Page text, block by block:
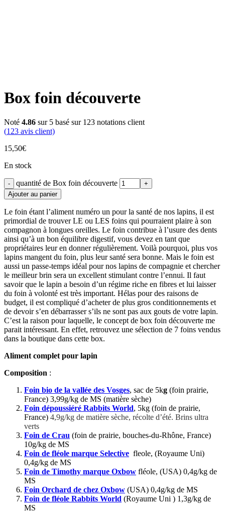
Box foin découverte
Noté 4.86 sur 5 basé sur 123 notations client
(123 avis client)
15,50€
En stock
quantité de Box foin découverte
Ajouter au panier
Le foin étant l’aliment numéro un pour la santé de nos lapins, il est
primordial de trouver LE ou LES foins qui pourraient plaire à son
compagnon à longues oreilles. Le foin contribue à l’usure des dents
ainsi qu’à un bon équilibre digestif, vous devez en tant que
propriétaires leur en donner régulièrement. Voilà pourquoi, plus vos
lapins mangent du foin, plus leur santé sera bonne. Mais le foin est
aussi un passe-temps idéal pour nos lapins de compagnie et chercher
le meilleur brin sera un excellent stimulant contre l’ennui. Il faut
savoir que le lapin a besoin d’un régime riche en fibres et lui laisser
du foin à volonté est très important. Hélas pour des raisons de
budget, il est compliqué d’acheter de plus gros conditionnements et
de devoir s’en débarrasser s’ils ne sont pas aux gouts de votre lapin.
C’est la raison pour laquelle, le concept de box foin découverte me
parait intéressant. En effet, retrouvez une sélection de 7 foins vendus
dans la boutique dans cette box.
Aliment complet pour lapin
Composition :
Foin bio de la vallée des Vosges, sac de 5kg (foin prairie,
France) 3,99g/kg de MS (matière sèche)
Foin dépoussiéré Rabbits World, 5kg (foin de prairie,
France) 4,9g/kg de matière sèche, récolte d’été. Brins ultra
verts
Foin de Crau (foin de prairie, bouches-du-Rhône, France)
10g/kg de MS
Foin de fléole marque Selective fleole, (Royaume Uni)
0,4g/kg de MS
Foin de Timothy marque Oxbow fléole, (USA) 0,4g/kg de
MS
Foin Orchard de chez Oxbow (USA) 0,4g/kg de MS
Foin de fléole Rabbits World (Royaume Uni ) 1,3g/kg de
MS